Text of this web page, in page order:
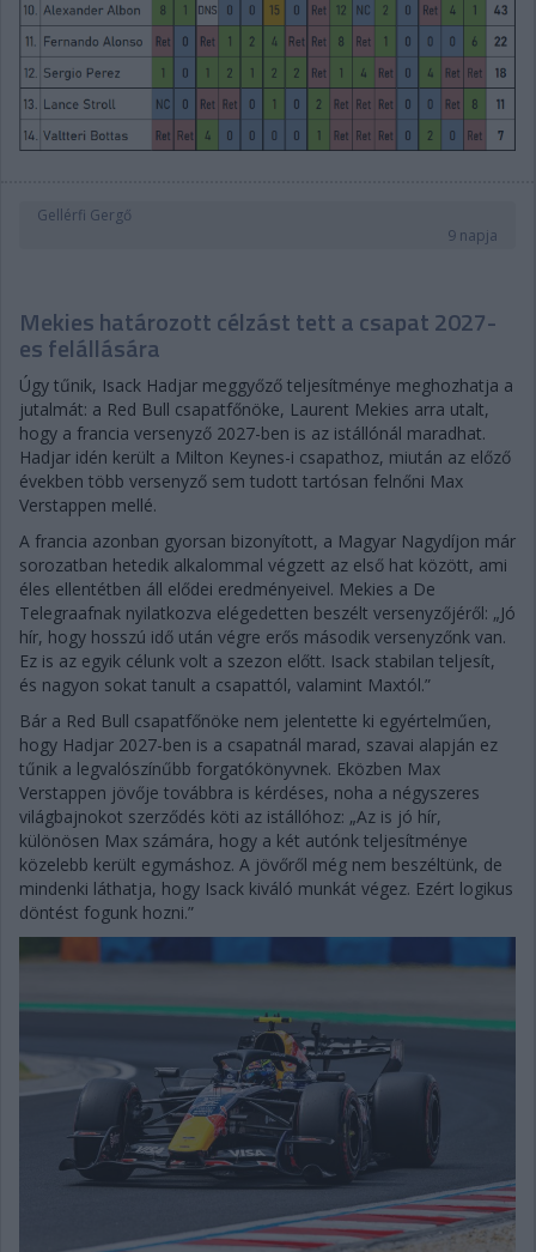
Gellérfi Gergő
9 napja
Mekies határozott célzást tett a csapat 2027-
es felállására
Úgy tűnik, Isack Hadjar meggyőző teljesítménye meghozhatja a
jutalmát: a Red Bull csapatfőnöke, Laurent Mekies arra utalt,
hogy a francia versenyző 2027-ben is az istállónál maradhat.
Hadjar idén került a Milton Keynes-i csapathoz, miután az előző
években több versenyző sem tudott tartósan felnőni Max
Verstappen mellé.
A francia azonban gyorsan bizonyított, a Magyar Nagydíjon már
sorozatban hetedik alkalommal végzett az első hat között, ami
éles ellentétben áll elődei eredményeivel. Mekies a De
Telegraafnak nyilatkozva elégedetten beszélt versenyzőjéről: „Jó
hír, hogy hosszú idő után végre erős második versenyzőnk van.
Ez is az egyik célunk volt a szezon előtt. Isack stabilan teljesít,
és nagyon sokat tanult a csapattól, valamint Maxtól.”
Bár a Red Bull csapatfőnöke nem jelentette ki egyértelműen,
hogy Hadjar 2027-ben is a csapatnál marad, szavai alapján ez
tűnik a legvalószínűbb forgatókönyvnek. Eközben Max
Verstappen jövője továbbra is kérdéses, noha a négyszeres
világbajnokot szerződés köti az istállóhoz: „Az is jó hír,
különösen Max számára, hogy a két autónk teljesítménye
közelebb került egymáshoz. A jövőről még nem beszéltünk, de
mindenki láthatja, hogy Isack kiváló munkát végez. Ezért logikus
döntést fogunk hozni.”